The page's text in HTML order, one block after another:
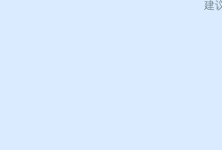
建